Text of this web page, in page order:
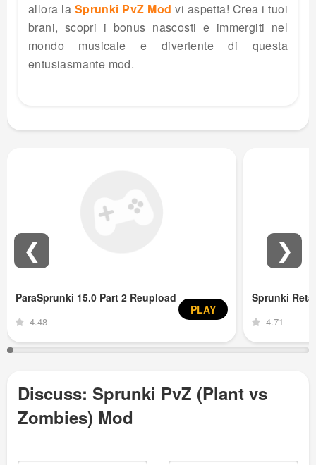
allora la Sprunki PvZ Mod vi aspetta! Crea i tuoi
brani, scopri i bonus nascosti e immergiti nel
mondo musicale e divertente di questa
entusiasmante mod.
ParaSprunki 15.0 Part 2 Reupload
4.48
PLAY
Sprunki
4.71
❮ ❯
Discuss: Sprunki PvZ (Plant vs
Zombies) Mod